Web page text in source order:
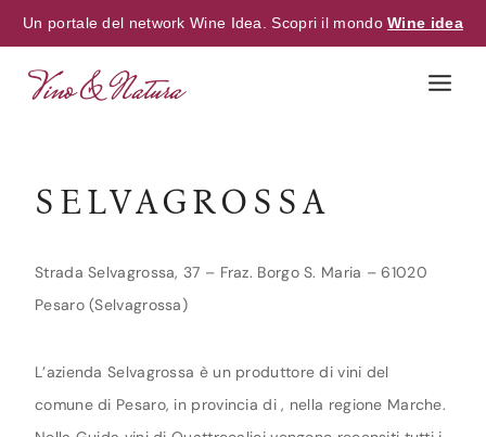
Un portale del network Wine Idea. Scopri il mondoWine idea
SELVAGROSSA
Strada Selvagrossa, 37 – Fraz. Borgo S. Maria – 61020
Pesaro (Selvagrossa)
L’azienda Selvagrossa è un produttore di vini del
comune di Pesaro, in provincia di , nella regione Marche.